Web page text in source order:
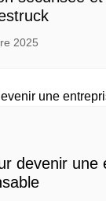
2025
devenir une